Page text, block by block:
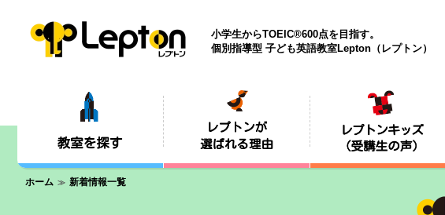
小学生からTOEIC®600点を目指す。
個別指導型 子ども英語教室Lepton（レプトン）
ホーム 新着情報一覧